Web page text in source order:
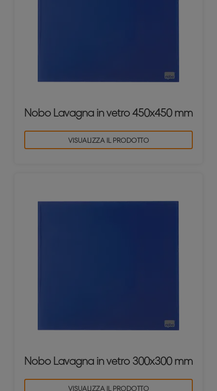
Nobo Lavagna in vetro 450x450 mm
VISUALIZZA IL PRODOTTO
Nobo Lavagna in vetro 300x300 mm
VISUALIZZA IL PRODOTTO